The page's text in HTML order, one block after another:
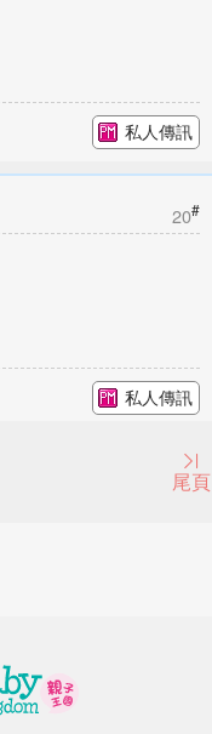
私人傳訊
20#
私人傳訊
尾頁